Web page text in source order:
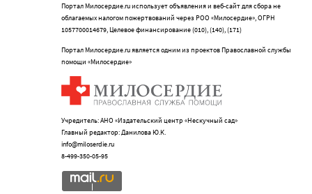
Портал Милосердие.ru использует объявления и веб-сайт для сбора не
облагаемых налогом пожертвований через РОО «Милосердие», ОГРН
1057700014679, Целевое финансирование (010), (140), (171)
Портал Милосердие.ru является одним из проектов Православной службы
помощи «Милосердие»
Учредитель: АНО «Издательский центр «Нескучный сад»
Главный редактор: Данилова Ю.К.
info@miloserdie.ru
8-499-350-05-95